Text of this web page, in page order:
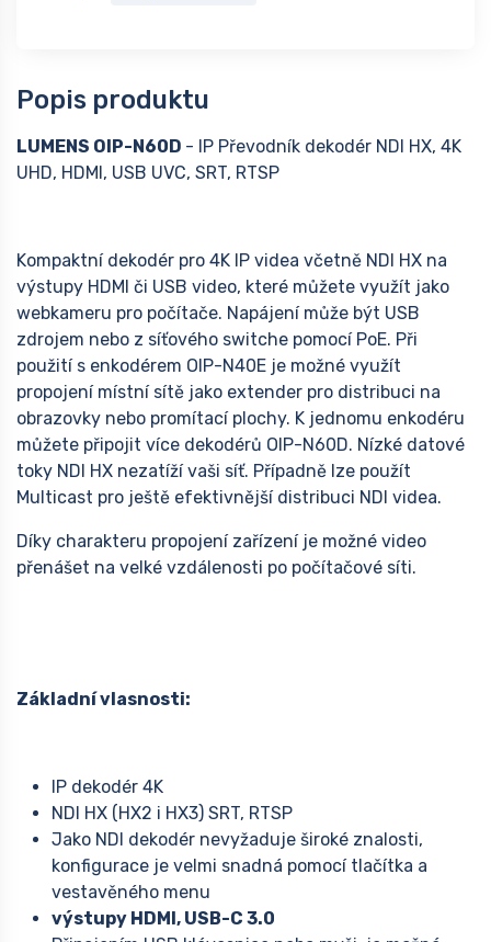
Popis produktu
LUMENS OIP-N60D - IP Převodník dekodér NDI HX, 4K
UHD, HDMI, USB UVC, SRT, RTSP
Kompaktní dekodér pro 4K IP videa včetně NDI HX na
výstupy HDMI či USB video, které můžete využít jako
webkameru pro počítače. Napájení může být USB
zdrojem nebo z síťového switche pomocí PoE. Při
použití s enkodérem OIP-N40E je možné využít
propojení místní sítě jako extender pro distribuci na
obrazovky nebo promítací plochy. K jednomu enkodéru
můžete připojit více dekodérů OIP-N60D. Nízké datové
toky NDI HX nezatíží vaši síť. Případně lze použít
Multicast pro ještě efektivnější distribuci NDI videa.
Díky charakteru propojení zařízení je možné video
přenášet na velké vzdálenosti po počítačové síti.
Základní vlasnosti:
IP dekodér 4K
NDI HX (HX2 i HX3) SRT, RTSP
Jako NDI dekodér nevyžaduje široké znalosti,
konfigurace je velmi snadná pomocí tlačítka a
vestavěného menu
výstupy HDMI, USB-C 3.0